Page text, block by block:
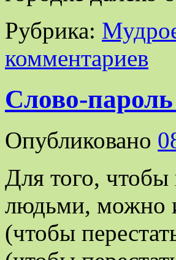
Рубрика:
комментариев
Слово-
Опубликовано
Для того, чтобы
людьми, можно
(чтобы